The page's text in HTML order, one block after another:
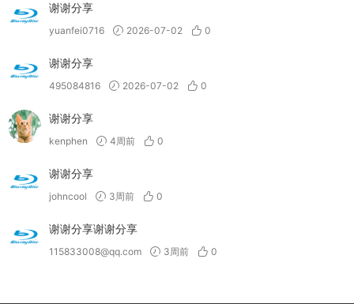
谢谢分享
yuanfei0716 2026-07-02 0
谢谢分享
495084816 2026-07-02 0
谢谢分享
kenphen 4周前 0
谢谢分享
johncool 3周前 0
谢谢分享谢谢分享
115833008@qq.com 3周前 0